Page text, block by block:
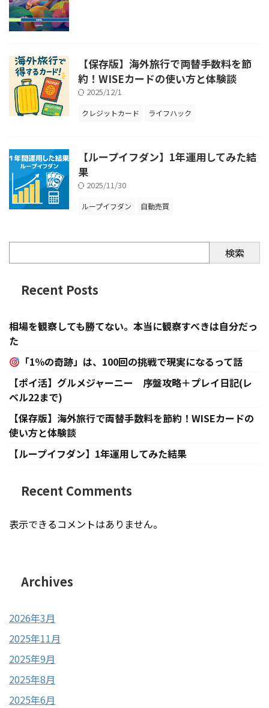
【保存版】海外旅行で両替手数料を節
約！WISEカードの使い方と体験談
2025/12/1
クレジットカード ライフハック
【ループイフダン】1年運用してみた結
果
2025/11/30
ループイフダン 自動売買
検索
Recent Posts
相場を観察しても勝てない。本当に観察すべきは自分だっ
た
「1％の奇跡」は、100回の挑戦で現実になるって話
【ポイ活】グルメジャーニー 序盤攻略＋プレイ日記(レ
ベル22まで)
【保存版】海外旅行で両替手数料を節約！WISEカードの
使い方と体験談
【ループイフダン】1年運用してみた結果
Recent Comments
表示できるコメントはありません。
Archives
2026年3月
2025年11月
2025年9月
2025年8月
2025年6月